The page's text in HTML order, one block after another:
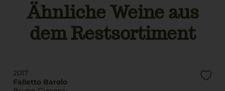
Trinktemperatur
16 °C
Geschmack
trocken
Ähnliche Weine aus
dem Restsortiment
2017
Falletto Barolo